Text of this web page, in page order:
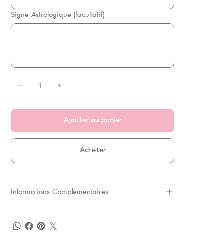
Signe Astrologique (facultatif)
20
Ajouter au panier
Acheter
Informations Complémentaires